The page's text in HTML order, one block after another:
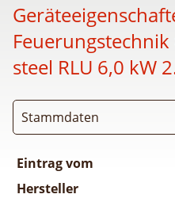
steel RLU 6,0 kW
Stammdaten
Eintrag vom
Hersteller